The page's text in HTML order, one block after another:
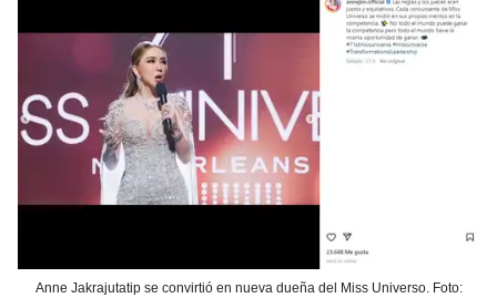
Anne Jakrajutatip se convirtió en nueva dueña del Miss Universo. Foto: